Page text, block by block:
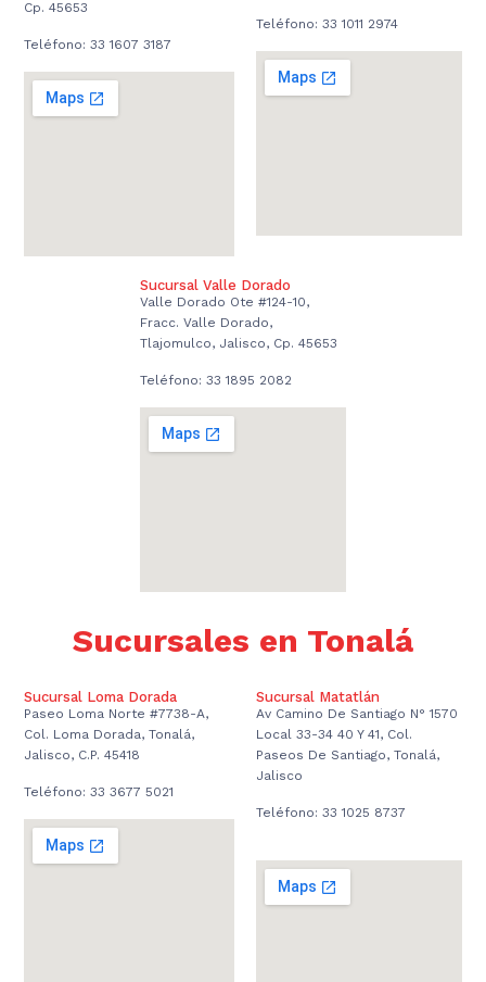
Cp. 45653
Teléfono: 33 1607 3187
Teléfono: 33 1011 2974
Sucursal Valle Dorado
Valle Dorado Ote #124-10,
Fracc. Valle Dorado,
Tlajomulco, Jalisco, Cp. 45653
Teléfono: 33 1895 2082
Sucursales en Tonalá
Sucursal Loma Dorada
Paseo Loma Norte #7738-A,
Col. Loma Dorada, Tonalá,
Jalisco, C.P. 45418
Teléfono: 33 3677 5021
Sucursal Matatlán
Av Camino De Santiago N° 1570
Local 33-34 40 Y 41, Col.
Paseos De Santiago, Tonalá,
Jalisco
Teléfono: 33 1025 8737